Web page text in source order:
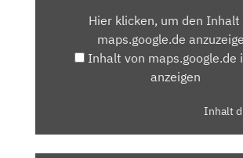
MAPS.GOOGLE.DEHier klicken, um den Inhalt
maps.google.de
Inhalt von maps.google.de
anzeigen
Inhalt